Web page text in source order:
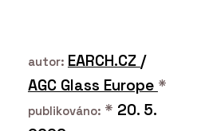
autor: EARCH.CZ /
AGC Glass Europe *
publikováno: * 20. 5.